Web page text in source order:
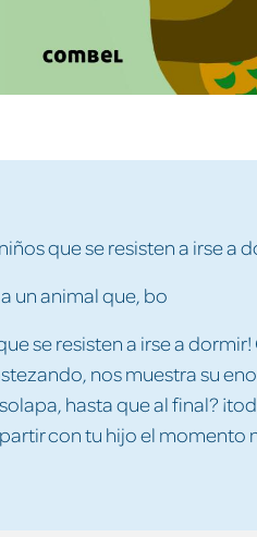
que se resisten a irse a
un animal que, bo
se resisten a irse a
nos muestra su
hasta que al final?
con tu hijo el momento